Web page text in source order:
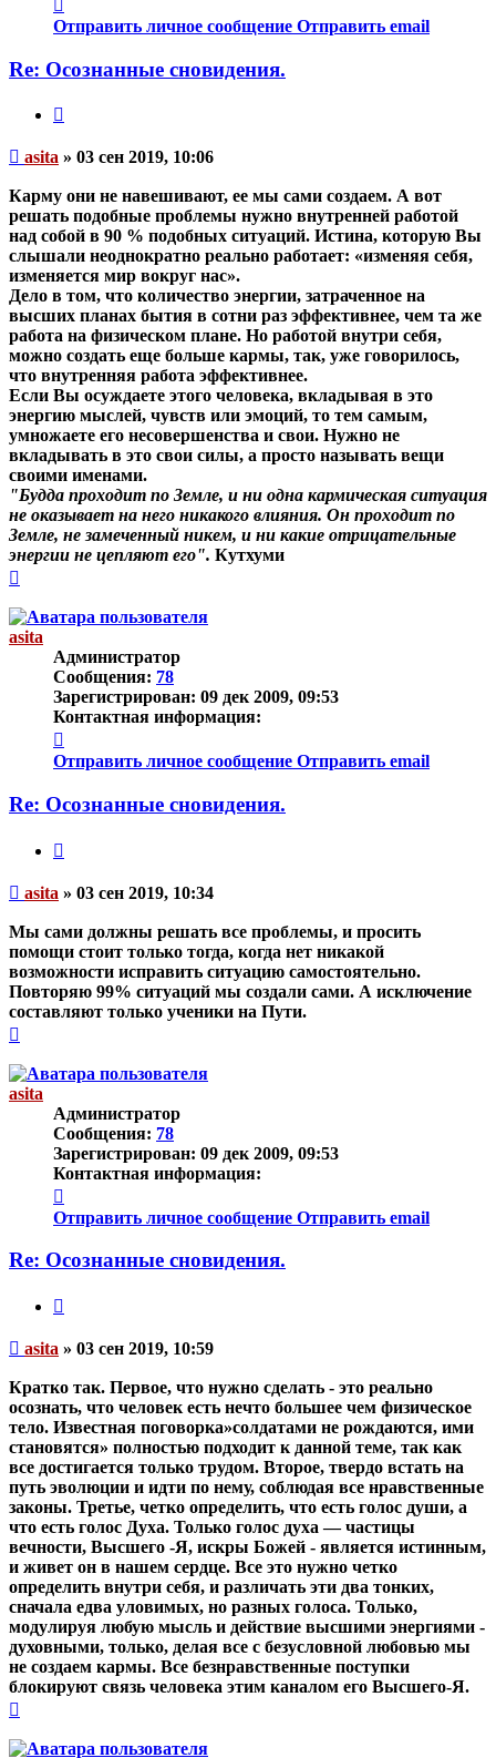
информация
пользователя
Отправить личное сообщение Отправить email
Re: Осознанные сновидения.
Непрочитанное
asita » 03 сен 2019, 10:06
Карму они не навешивают, ее мы сами создаем. А вот
решать подобные проблемы нужно внутренней работой
над собой в 90 % подобных ситуаций. Истина, которую Вы
слышали неоднократно реально работает: «изменяя себя,
изменяется мир вокруг нас».
Дело в том, что количество энергии, затраченное на
высших планах бытия в сотни раз эффективнее, чем та же
работа на физическом плане. Но работой внутри себя,
можно создать еще больше кармы, так, уже говорилось,
что внутренняя работа эффективнее.
Если Вы осуждаете этого человека, вкладывая в это
энергию мыслей, чувств или эмоций, то тем самым,
умножаете его несовершенства и свои. Нужно не
вкладывать в это свои силы, а просто называть вещи
своими именами.
"Будда проходит по Земле, и ни одна кармическая ситуация
не оказывает на него никакого влияния. Он проходит по
Земле, не замеченный никем, и ни какие отрицательные
энергии не цепляют его". Кутхуми
началу
asita
Администратор
Сообщения: 78
Зарегистрирован: 09 дек 2009, 09:53
Контактная информация:
информация
пользователя
Отправить личное сообщение Отправить email
Re: Осознанные сновидения.
Непрочитанное
asita » 03 сен 2019, 10:34
Мы сами должны решать все проблемы, и просить
помощи стоит только тогда, когда нет никакой
возможности исправить ситуацию самостоятельно.
Повторяю 99% ситуаций мы создали сами. А исключение
составляют только ученики на Пути.
началу
asita
Администратор
Сообщения: 78
Зарегистрирован: 09 дек 2009, 09:53
Контактная информация:
информация
пользователя
Отправить личное сообщение Отправить email
Re: Осознанные сновидения.
Непрочитанное
asita » 03 сен 2019, 10:59
Кратко так. Первое, что нужно сделать - это реально
осознать, что человек есть нечто большее чем физическое
тело. Известная поговорка»солдатами не рождаются, ими
становятся» полностью подходит к данной теме, так как
все достигается только трудом. Второе, твердо встать на
путь эволюции и идти по нему, соблюдая все нравственные
законы. Третье, четко определить, что есть голос души, а
что есть голос Духа. Только голос духа — частицы
вечности, Высшего -Я, искры Божей - является истинным,
и живет он в нашем сердце. Все это нужно четко
определить внутри себя, и различать эти два тонких,
сначала едва уловимых, но разных голоса. Только,
модулируя любую мысль и действие высшими энергиями -
духовными, только, делая все с безусловной любовью мы
не создаем кармы. Все безнравственные поступки
блокируют связь человека этим каналом его Высшего-Я.
началу